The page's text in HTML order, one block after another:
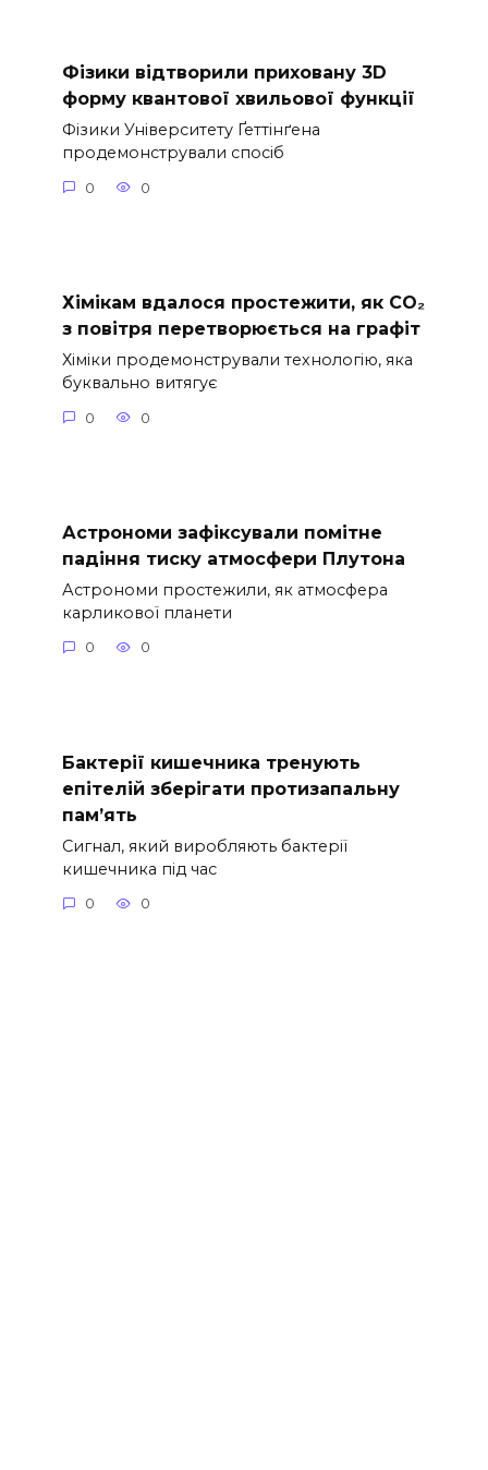
Фізики відтворили приховану 3D
форму квантової хвильової функції
Фізики Університету Ґеттінґена
продемонстрували спосіб
0 0
Хімікам вдалося простежити, як CO₂
з повітря перетворюється на графіт
Хіміки продемонстрували технологію, яка
буквально витягує
0 0
Астрономи зафіксували помітне
падіння тиску атмосфери Плутона
Астрономи простежили, як атмосфера
карликової планети
0 0
Бактерії кишечника тренують
епітелій зберігати протизапальну
пам’ять
Сигнал, який виробляють бактерії
кишечника під час
0 0